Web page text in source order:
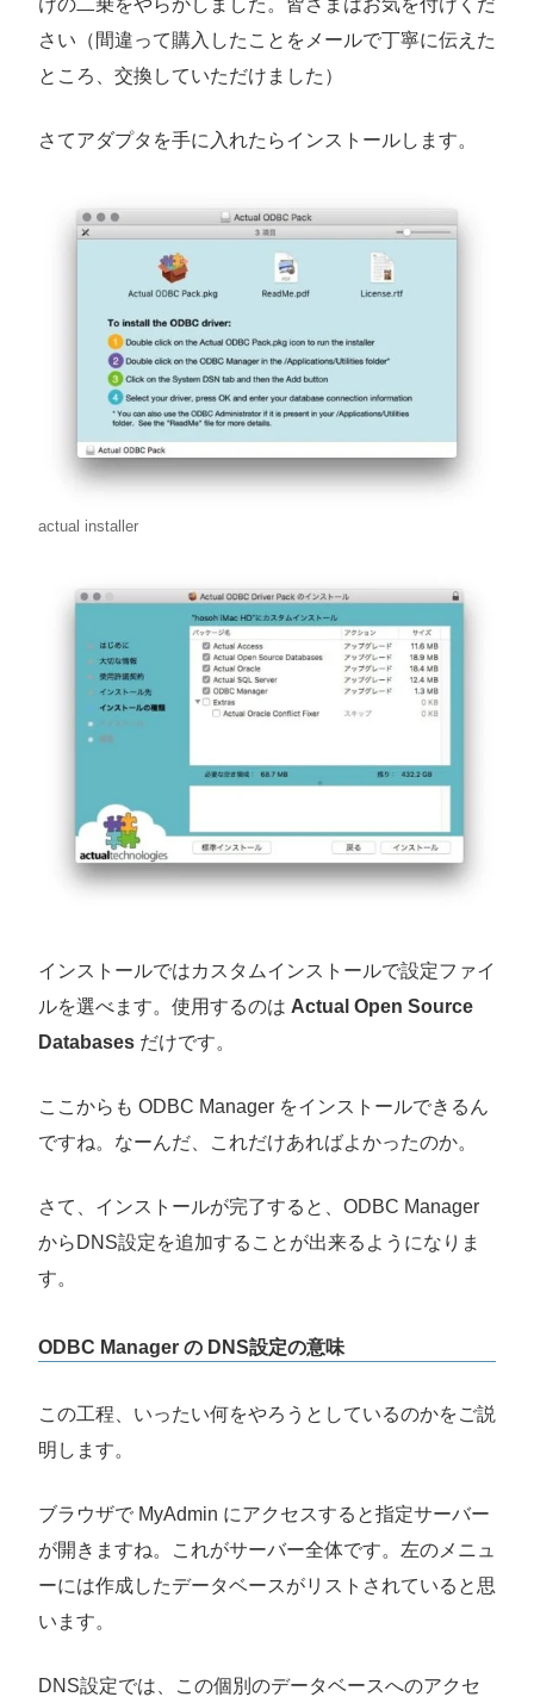
けの二乗をやらかしました。皆さまはお気を付けくだ
さい（間違って購入したことをメールで丁寧に伝えた
ところ、交換していただけました）
さてアダプタを手に入れたらインストールします。
actual installer
インストールではカスタムインストールで設定ファイ
ルを選べます。使用するのは Actual Open Source
Databases だけです。
ここからも ODBC Manager をインストールできるん
ですね。なーんだ、これだけあればよかったのか。
さて、インストールが完了すると、ODBC Manager
からDNS設定を追加することが出来るようになりま
す。
ODBC Manager の DNS設定の意味
この工程、いったい何をやろうとしているのかをご説
明します。
ブラウザで MyAdmin にアクセスすると指定サーバー
が開きますね。これがサーバー全体です。左のメニュ
ーには作成したデータベースがリストされていると思
います。
DNS設定では、この個別のデータベースへのアクセ